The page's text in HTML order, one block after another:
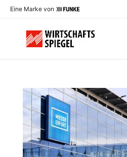
Eine Marke von